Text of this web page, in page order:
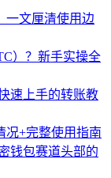
一文厘清使用边
）？新手实操全
速上手的转账教
况+完整使用指南
钱包赛道头部的